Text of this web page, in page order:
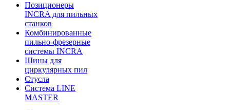
Позиционеры
INCRA для пильных
станков
Комбинированные
пильно-фрезерные
системы INCRA
Шины для
циркулярных пил
Стусла
Система LINE
MASTER